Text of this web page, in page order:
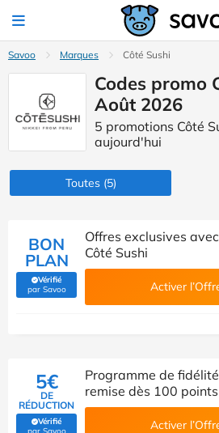
Savoo Marques Côté Sushi
Codes promo
Août 2026
5 promotions Côté
aujourd'hui
Toutes(5)
BON
PLAN
Vérifié
par Savoo(Vérifié par Savoo)
Offres exclusives
Côté Sushi
Activer
5€
DE
RÉDUCTION
Vérifié
par Savoo(Vérifié par Savoo)
Programme de
remise dès 100
Activer